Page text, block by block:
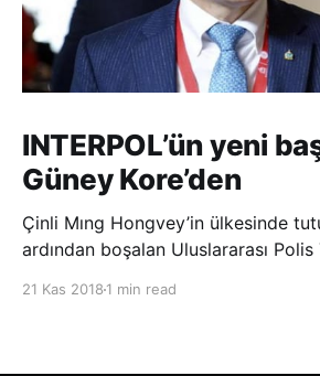
INTERPOL’ün yeni
Güney Kore’den
Çinli Mıng Hongvey’in ülkesinde
ardından boşalan Uluslararası Polis
21 Kas 2018 1 min read